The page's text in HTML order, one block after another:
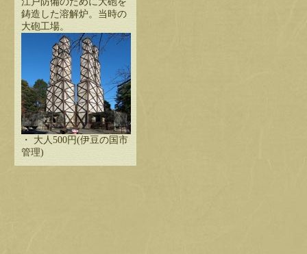
鋳造した溶解炉。当時の
大砲工場。
・ 大人500円(伊豆の国市
管理)